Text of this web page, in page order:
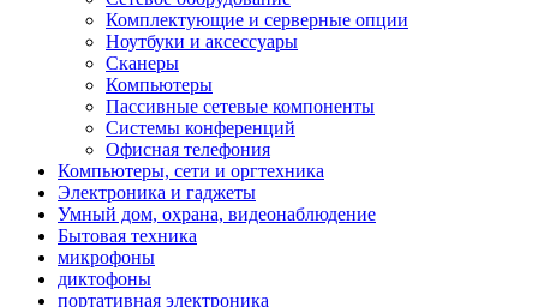
Комплектующие и серверные опции
Ноутбуки и аксессуары
Сканеры
Компьютеры
Пассивные сетевые компоненты
Системы конференций
Офисная телефония
Компьютеры, сети и оргтехника
Электроника и гаджеты
Умный дом, охрана, видеонаблюдение
Бытовая техника
микрофоны
диктофоны
портативная электроника